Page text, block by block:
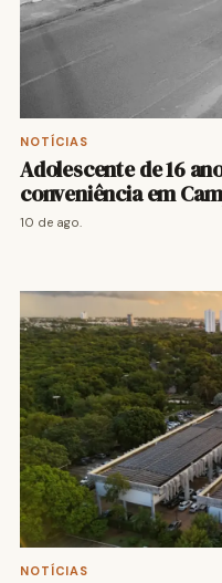
NOTÍCIAS
Adolescente de 16
conveniência em
10 de ago.
NOTÍCIAS